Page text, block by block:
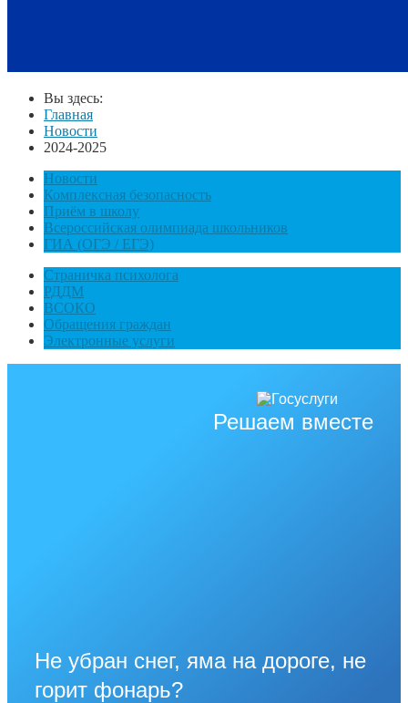
Вы здесь:
Главная
Новости
2024-2025
Новости
Комплексная безопасность
Приём в школу
Всероссийская олимпиада школьников
ГИА (ОГЭ / ЕГЭ)
Страничка психолога
РДДМ
ВСОКО
Обращения граждан
Электронные услуги
Решаем вместе
Не убран снег, яма на дороге, не
горит фонарь?